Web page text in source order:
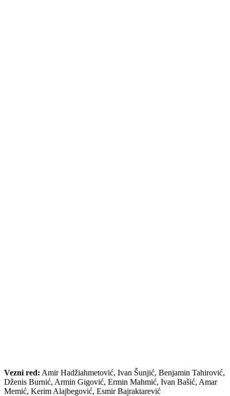
Vezni red: Amir Hadžiahmetović, Ivan Šunjić, Benjamin Tahirović,
Dženis Burnić, Armin Gigović, Ermin Mahmić, Ivan Bašić, Amar
Memić, Kerim Alajbegović, Esmir Bajraktarević